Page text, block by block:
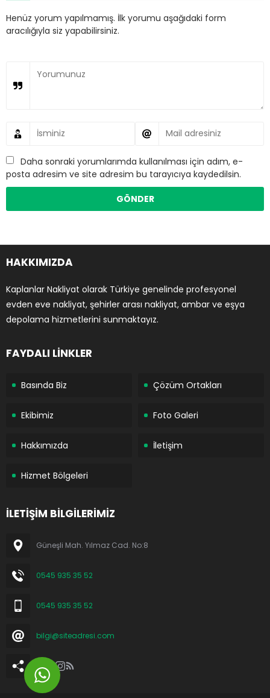
Henüz yorum yapılmamış. İlk yorumu aşağıdaki form
aracılığıyla siz yapabilirsiniz.
Daha sonraki yorumlarımda kullanılması için adım, e-
posta adresim ve site adresim bu tarayıcıya kaydedilsin.
HAKKIMIZDA
Kaplanlar Nakliyat olarak Türkiye genelinde profesyonel
evden eve nakliyat, şehirler arası nakliyat, ambar ve eşya
depolama hizmetlerini sunmaktayız.
FAYDALI LİNKLER
Basında Biz Çözüm Ortakları
Ekibimiz Foto Galeri
Hakkımızda İletişim
Hizmet Bölgeleri
İLETİŞİM BİLGİLERİMİZ
Güneşli Mah. Yılmaz Cad. No:8
0545 935 35 52
0545 935 35 52
bilgi@siteadresi.com